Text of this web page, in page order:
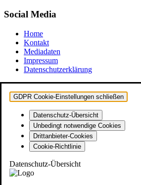
Social Media
Home
Kontakt
Mediadaten
Impressum
Datenschutzerklärung
GDPR Cookie-Einstellungen schließen
Datenschutz-Übersicht
Unbedingt notwendige Cookies
Drittanbieter-Cookies
Cookie-Richtlinie
Datenschutz-Übersicht